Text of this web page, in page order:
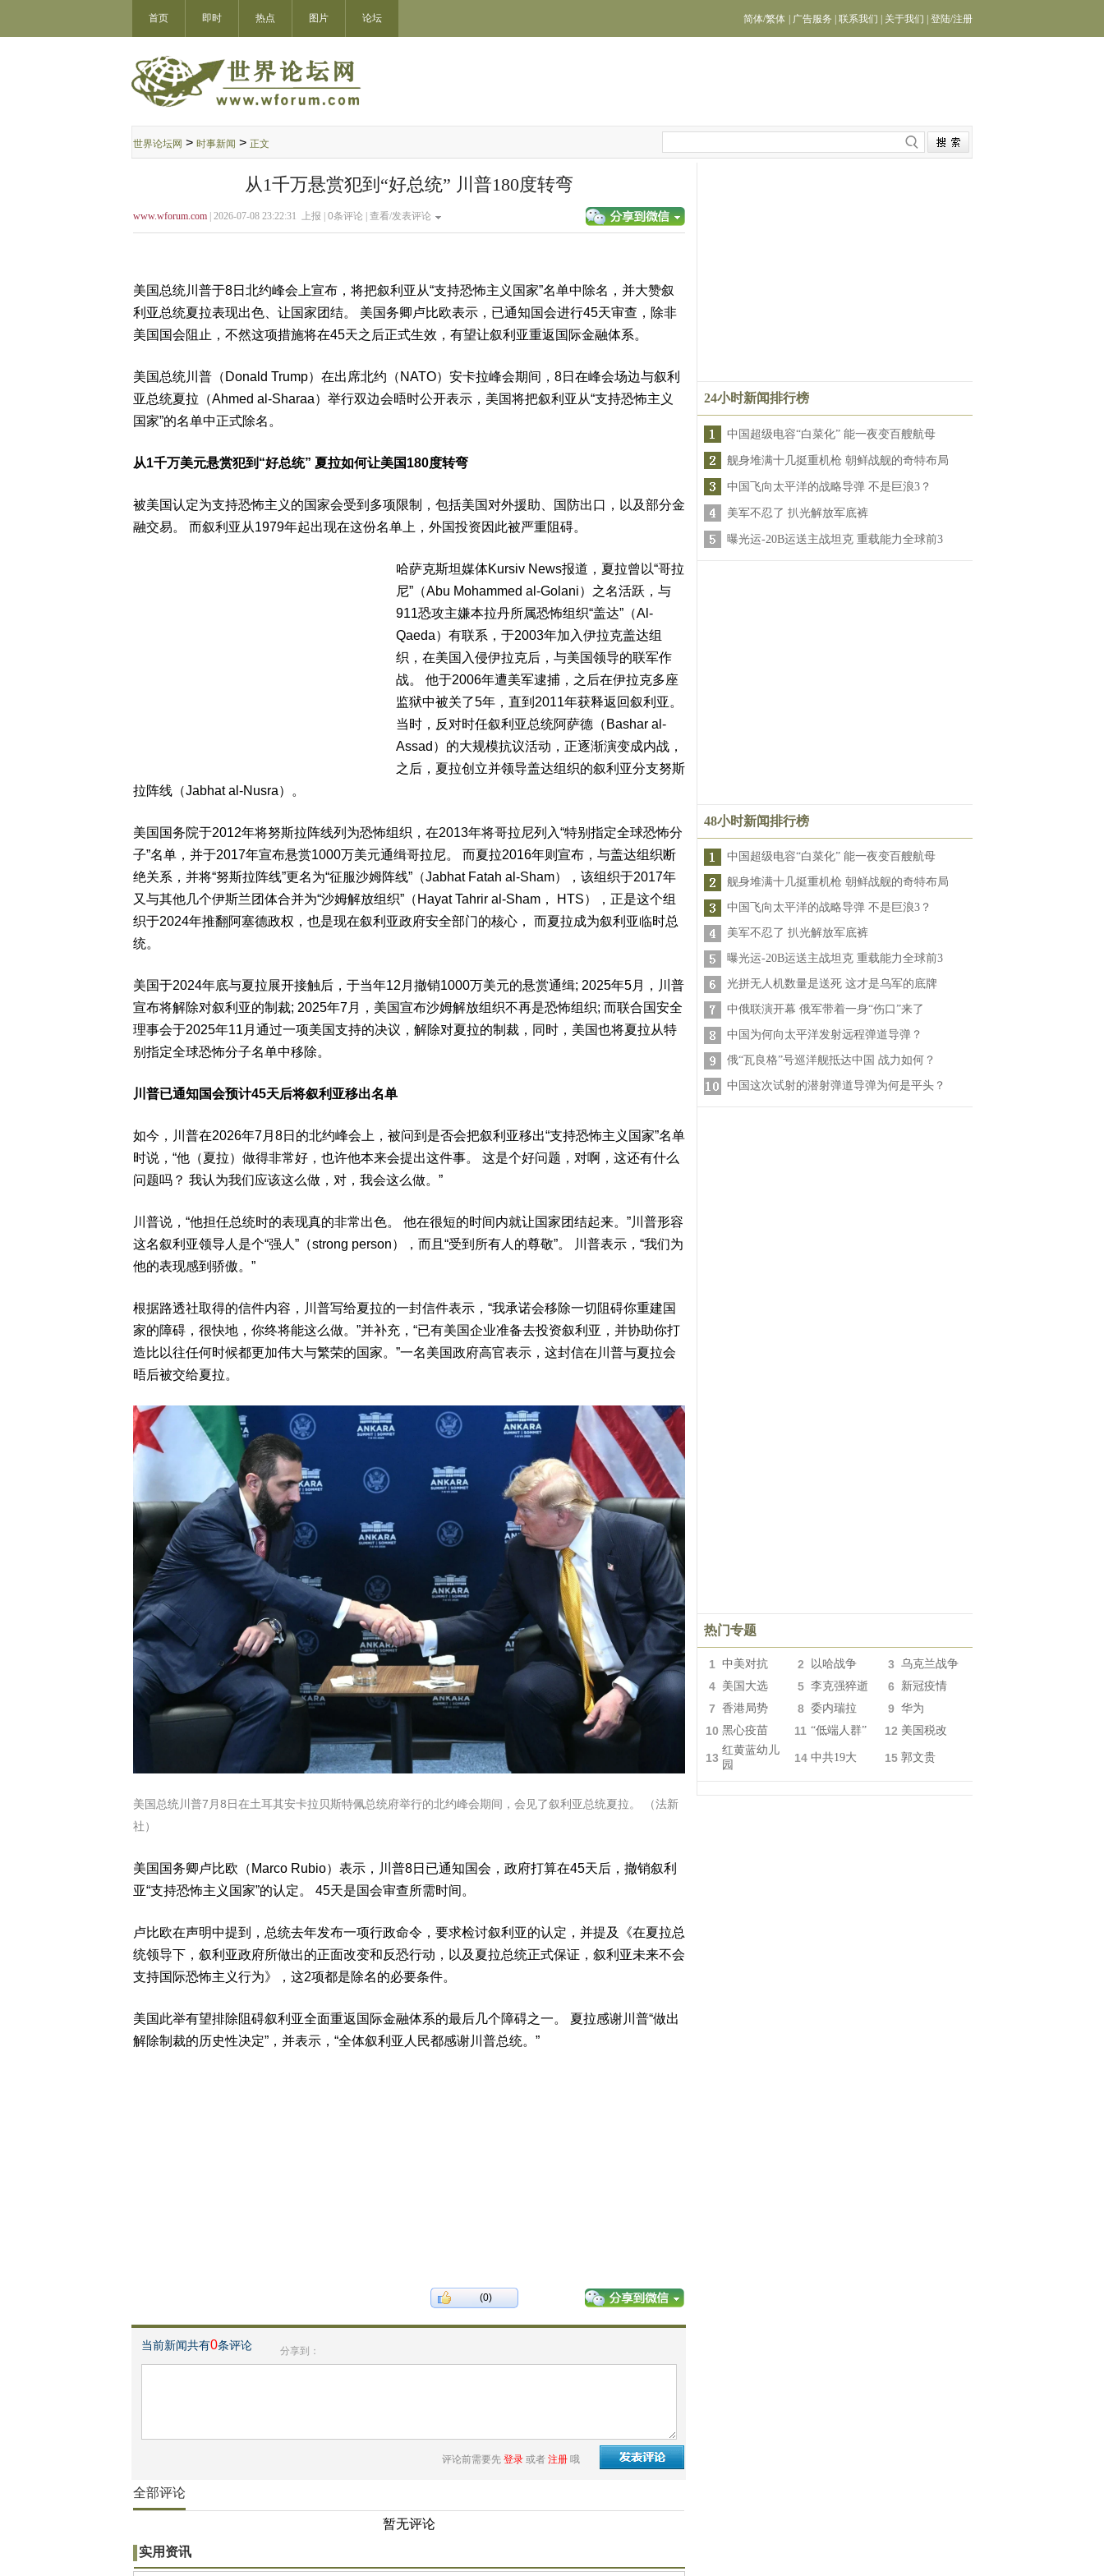
首页 即时 热点 图片 论坛 简体/繁体 广告服务 联系我们 关于我们 登陆/注册
世界论坛网 > 时事新闻 > 正文
从1千万悬赏犯到“好总统” 川普180度转弯
www.wforum.com | 2026-07-08 23:22:31 上报 | 0条评论 | 查看/发表评论
美国总统川普于8日北约峰会上宣布，将把叙利亚从“支持恐怖主义国家”名单中除名，并大赞叙
利亚总统夏拉表现出色、让国家团结。 美国务卿卢比欧表示，已通知国会进行45天审查，除非
美国国会阻止，不然这项措施将在45天之后正式生效，有望让叙利亚重返国际金融体系。
美国总统川普（Donald Trump）在出席北约（NATO）安卡拉峰会期间，8日在峰会场边与叙利
亚总统夏拉（Ahmed al-Sharaa）举行双边会晤时公开表示，美国将把叙利亚从“支持恐怖主义
国家”的名单中正式除名。
从1千万美元悬赏犯到“好总统” 夏拉如何让美国180度转弯
被美国认定为支持恐怖主义的国家会受到多项限制，包括美国对外援助、国防出口，以及部分金
融交易。 而叙利亚从1979年起出现在这份名单上，外国投资因此被严重阻碍。
哈萨克斯坦媒体Kursiv News报道，夏拉曾以“哥拉
尼”（Abu Mohammed al-Golani）之名活跃，与
911恐攻主嫌本拉丹所属恐怖组织“盖达”（Al-
Qaeda）有联系，于2003年加入伊拉克盖达组
织，在美国入侵伊拉克后，与美国领导的联军作
战。 他于2006年遭美军逮捕，之后在伊拉克多座
监狱中被关了5年，直到2011年获释返回叙利亚。
当时，反对时任叙利亚总统阿萨德（Bashar al-
Assad）的大规模抗议活动，正逐渐演变成内战，
之后，夏拉创立并领导盖达组织的叙利亚分支努斯
拉阵线（Jabhat al-Nusra）。
美国国务院于2012年将努斯拉阵线列为恐怖组织，在2013年将哥拉尼列入“特别指定全球恐怖分
子”名单，并于2017年宣布悬赏1000万美元通缉哥拉尼。 而夏拉2016年则宣布，与盖达组织断
绝关系，并将“努斯拉阵线”更名为“征服沙姆阵线”（Jabhat Fatah al-Sham），该组织于2017年
又与其他几个伊斯兰团体合并为“沙姆解放组织”（Hayat Tahrir al-Sham， HTS），正是这个组
织于2024年推翻阿塞德政权，也是现在叙利亚政府安全部门的核心， 而夏拉成为叙利亚临时总
统。
美国于2024年底与夏拉展开接触后，于当年12月撤销1000万美元的悬赏通缉; 2025年5月，川普
宣布将解除对叙利亚的制裁; 2025年7月，美国宣布沙姆解放组织不再是恐怖组织; 而联合国安全
理事会于2025年11月通过一项美国支持的决议，解除对夏拉的制裁，同时，美国也将夏拉从特
别指定全球恐怖分子名单中移除。
川普已通知国会预计45天后将叙利亚移出名单
如今，川普在2026年7月8日的北约峰会上，被问到是否会把叙利亚移出“支持恐怖主义国家”名单
时说，“他（夏拉）做得非常好，也许他本来会提出这件事。 这是个好问题，对啊，这还有什么
问题吗？ 我认为我们应该这么做，对，我会这么做。”
川普说，“他担任总统时的表现真的非常出色。 他在很短的时间内就让国家团结起来。”川普形容
这名叙利亚领导人是个“强人”（strong person），而且“受到所有人的尊敬”。 川普表示，“我们为
他的表现感到骄傲。”
根据路透社取得的信件内容，川普写给夏拉的一封信件表示，“我承诺会移除一切阻碍你重建国
家的障碍，很快地，你终将能这么做。”并补充，“已有美国企业准备去投资叙利亚，并协助你打
造比以往任何时候都更加伟大与繁荣的国家。”一名美国政府高官表示，这封信在川普与夏拉会
晤后被交给夏拉。
美国总统川普7月8日在土耳其安卡拉贝斯特佩总统府举行的北约峰会期间，会见了叙利亚总统夏拉。 （法新
社）
美国国务卿卢比欧（Marco Rubio）表示，川普8日已通知国会，政府打算在45天后，撤销叙利
亚“支持恐怖主义国家”的认定。 45天是国会审查所需时间。
卢比欧在声明中提到，总统去年发布一项行政命令，要求检讨叙利亚的认定，并提及《在夏拉总
统领导下，叙利亚政府所做出的正面改变和反恐行动，以及夏拉总统正式保证，叙利亚未来不会
支持国际恐怖主义行为》，这2项都是除名的必要条件。
美国此举有望排除阻碍叙利亚全面重返国际金融体系的最后几个障碍之一。 夏拉感谢川普“做出
解除制裁的历史性决定”，并表示，“全体叙利亚人民都感谢川普总统。”
(0)
当前新闻共有0条评论 分享到：
评论前需要先 登录 或者 注册 哦
全部评论
暂无评论
实用资讯
24小时新闻排行榜
中国超级电容“白菜化” 能一夜变百艘航母
舰身堆满十几挺重机枪 朝鲜战舰的奇特布局
中国飞向太平洋的战略导弹 不是巨浪3？
美军不忍了 扒光解放军底裤
曝光运-20B运送主战坦克 重载能力全球前3
48小时新闻排行榜
中国超级电容“白菜化” 能一夜变百艘航母
舰身堆满十几挺重机枪 朝鲜战舰的奇特布局
中国飞向太平洋的战略导弹 不是巨浪3？
美军不忍了 扒光解放军底裤
曝光运-20B运送主战坦克 重载能力全球前3
光拼无人机数量是送死 这才是乌军的底牌
中俄联演开幕 俄军带着一身“伤口”来了
中国为何向太平洋发射远程弹道导弹？
俄“瓦良格”号巡洋舰抵达中国 战力如何？
中国这次试射的潜射弹道导弹为何是平头？
热门专题
1 中美对抗 2 以哈战争 3 乌克兰战争
4 美国大选 5 李克强猝逝 6 新冠疫情
7 香港局势 8 委内瑞拉 9 华为
10 黑心疫苗 11 “低端人群” 12 美国税改
13
红黄蓝幼儿
园
14 中共19大 15 郭文贵